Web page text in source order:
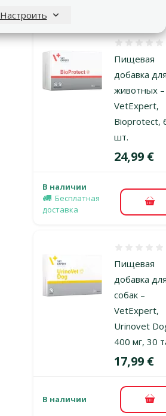
Настроить
Пищевая
добавка
животных –
VetExpert,
Bioprotect,
шт.
Оценка 0%
Цена
24,99 €
В наличии
Бесплатная
доставка
В
Пищевая
добавка
собак –
VetExpert,
Urinovet
400 мг, 30
Цена
17,99 €
В наличии В